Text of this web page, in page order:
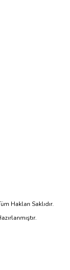
Hakları Saklıdır.